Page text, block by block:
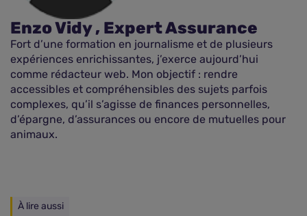
Enzo Vidy , Expert Assurance
Fort d’une formation en journalisme et de plusieurs
expériences enrichissantes, j’exerce aujourd’hui
comme rédacteur web. Mon objectif : rendre
accessibles et compréhensibles des sujets parfois
complexes, qu’il s’agisse de finances personnelles,
d’épargne, d’assurances ou encore de mutuelles pour
animaux.
À lire aussi